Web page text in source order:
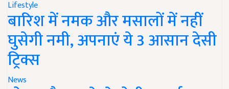
Lifestyle
बारिश में नमक और मसालों में नहीं
घुसेगी नमी, अपनाएं ये 3 आसान देसी
ट्रिक्स
News